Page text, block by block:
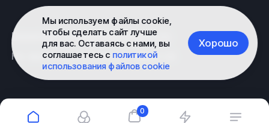
0
Мы используем файлы cookie,
чтобы сделать сайт лучше
для вас. Оставаясь с нами, вы
соглашаетесь с политикой
использования файлов cookie
Хорошо
Не является публичной офертой
Политика конфиденциальности